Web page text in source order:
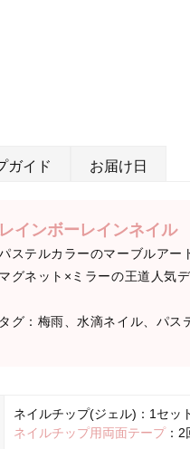
ガイド お届け日
レインボーレインネイル
ステルカラーのマーブルアー
マグネット×ミラーの王道人気
タグ：梅雨、水滴ネイル、パス
ネイルチップ(ジェル)：1セッ
ネイルチップ用両面テープ：2